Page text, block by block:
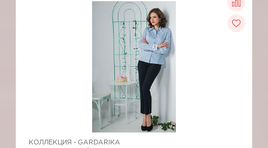
КОЛЛЕКЦИЯ - GARDARIKA